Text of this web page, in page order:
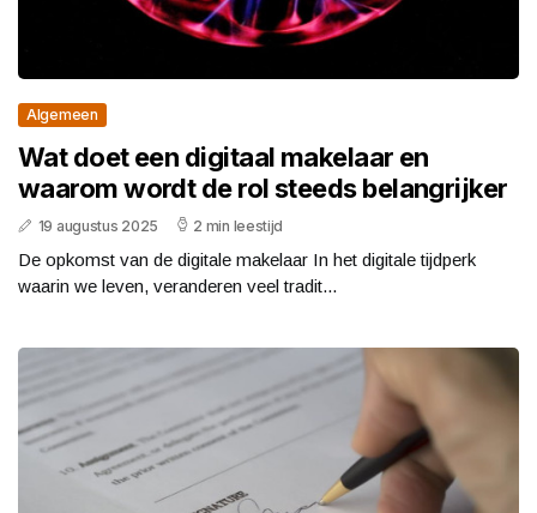
Algemeen
Wat doet een digitaal makelaar en
waarom wordt de rol steeds belangrijker
19 augustus 2025 2 min leestijd
De opkomst van de digitale makelaar In het digitale tijdperk
waarin we leven, veranderen veel tradit...